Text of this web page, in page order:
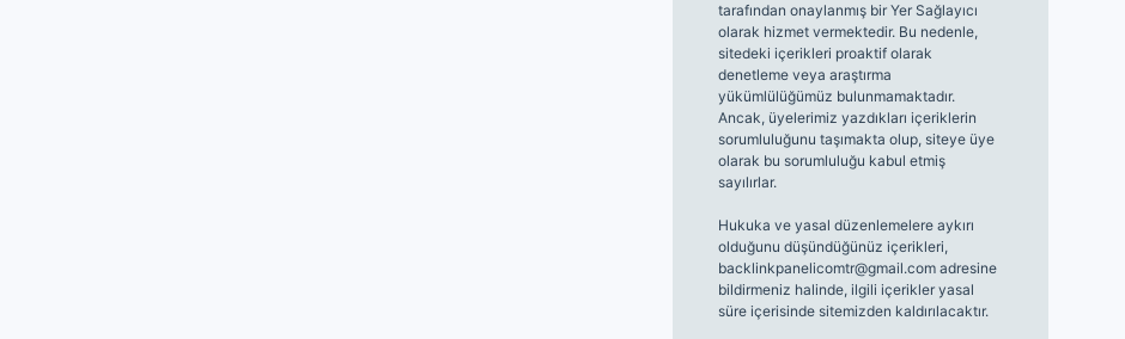
tarafından onaylanmış bir Yer Sağlayıcı
olarak hizmet vermektedir. Bu nedenle,
sitedeki içerikleri proaktif olarak
denetleme veya araştırma
yükümlülüğümüz bulunmamaktadır.
Ancak, üyelerimiz yazdıkları içeriklerin
sorumluluğunu taşımakta olup, siteye üye
olarak bu sorumluluğu kabul etmiş
sayılırlar.
Hukuka ve yasal düzenlemelere aykırı
olduğunu düşündüğünüz içerikleri,
backlinkpanelicomtr@gmail.comadresine
bildirmeniz halinde, ilgili içerikler yasal
süre içerisinde sitemizden kaldırılacaktır.